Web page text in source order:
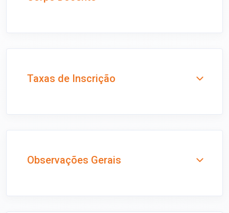
Taxas de Inscrição
Observações Gerais